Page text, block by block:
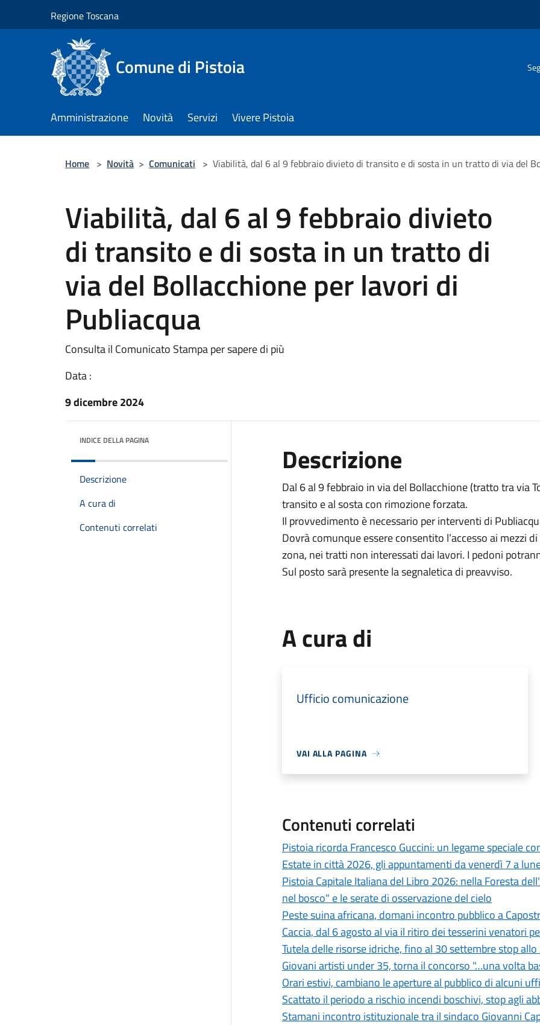
Regione Toscana
Comune di Pistoia
Amministrazione Novità Servizi Vivere Pistoia
Home > Novità > Comunicati > Viabilità, dal 6 al 9 febbraio divieto di transito e di sosta in un tratto di via del
Viabilità, dal 6 al 9 febbraio divieto
di transito e di sosta in un tratto di
via del Bollacchione per lavori di
Publiacqua
Consulta il Comunicato Stampa per sapere di più
Data :
9 dicembre 2024
INDICE DELLA PAGINA
Descrizione
A cura di
Contenuti correlati
Descrizione
Dal 6 al 9 febbraio in via del Bollacchione (tratto tra via
transito e al sosta con rimozione forzata.
Il provvedimento è necessario per interventi di
Dovrà comunque essere consentito l’accesso ai mezzi
zona, nei tratti non interessati dai lavori. I pedoni
Sul posto sarà presente la segnaletica di preavviso.
A cura di
Ufficio comunicazione
VAI ALLA PAGINA
Contenuti correlati
Pistoia ricorda Francesco Guccini: un legame speciale
Estate in città 2026, gli appuntamenti da venerdì 7 a
Pistoia Capitale Italiana del Libro 2026: nella Foresta
nel bosco" e le serate di osservazione del cielo
Peste suina africana, domani incontro pubblico a
Caccia, dal 6 agosto al via il ritiro dei tesserini venatori
Tutela delle risorse idriche, fino al 30 settembre stop
Giovani artisti under 35, torna il concorso "…una volta
Orari estivi, cambiano le aperture al pubblico di alcuni
Scattato il periodo a rischio incendi boschivi, stop agli
Stamani incontro istituzionale tra il sindaco Giovanni